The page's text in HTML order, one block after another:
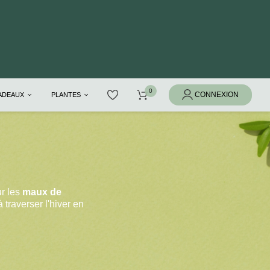
PLANTES
les maux de
traverser l'hiver en